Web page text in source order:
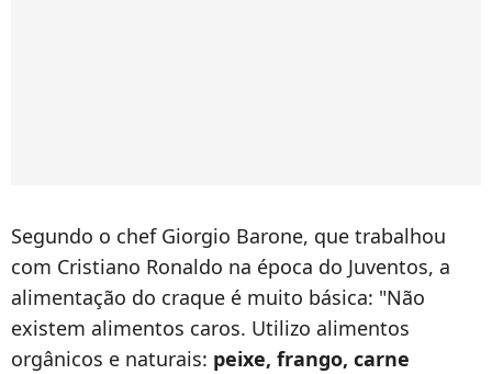
Segundo o chef Giorgio Barone, que trabalhou
com Cristiano Ronaldo na época do Juventos, a
alimentação do craque é muito básica: "Não
existem alimentos caros. Utilizo alimentos
orgânicos e naturais: peixe, frango, carne